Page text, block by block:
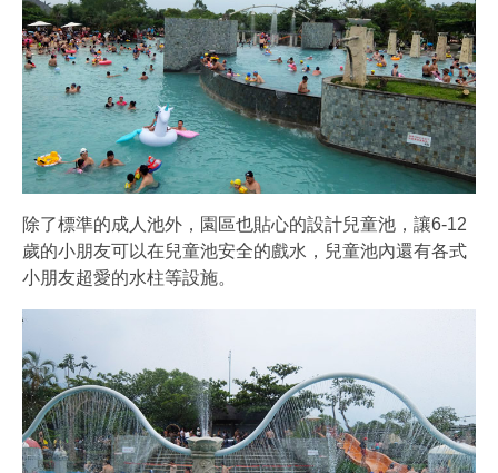
除了標準的成人池外，園區也貼心的設計兒童池，讓6-12
歲的小朋友可以在兒童池安全的戲水，兒童池內還有各式
小朋友超愛的水柱等設施。